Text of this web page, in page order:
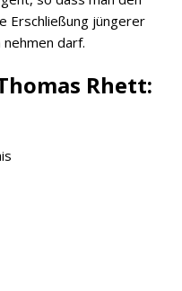
Erschließung jüngerer
darf.
Rhett: